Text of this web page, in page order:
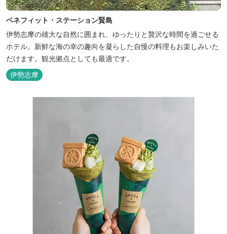
ベネフィット・ステーション賢島
伊勢志摩の雄大な自然に囲まれ、ゆったりと贅沢な時間を過ごせる
ホテル。新鮮な海の幸の趣向を凝らした自慢の料理もお楽しみいた
だけます。観光拠点としても最適です。
伊勢志摩